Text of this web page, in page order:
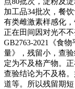
加工品34批次，餐
有类雌激素样感化，
正在田间因对光不
GB2763-2021《食
量》，残留小，查
定为不及格产物。
查验结论为不及格
道等。所以残留期